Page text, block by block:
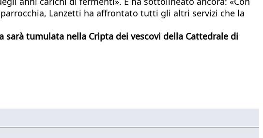
Lanzetti ha affrontato tutti gli altri servizi che la
tumulata nella Cripta dei vescovi della Cattedrale di